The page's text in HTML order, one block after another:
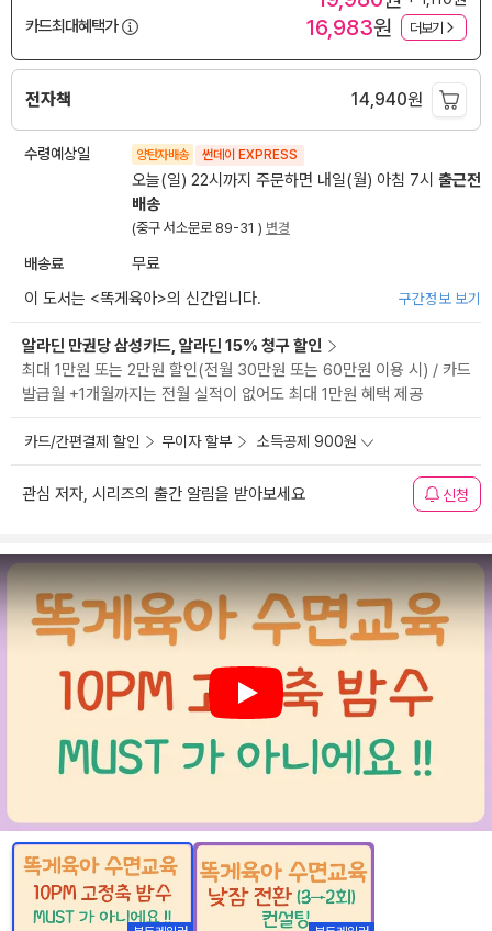
카드최대혜택가
16,983원 더보기
전자책 14,940원
수령예상일 양탄자배송 썬데이 EXPRESS
오늘(일) 22시까지 주문하면 내일(월) 아침 7시 출근전
배송
(중구 서소문로 89-31 ) 변경
배송료
무료
이 도서는 <똑게육아>의 신간입니다. 구간정보 보기
알라딘 만권당 삼성카드, 알라딘 15% 청구 할인
최대 1만원 또는 2만원 할인(전월 30만원 또는 60만원 이용 시) / 카드
발급월 +1개월까지는 전월 실적이 없어도 최대 1만원 혜택 제공
카드/간편결제 할인 무이자 할부 소득공제 900원
관심 저자, 시리즈의 출간 알림을 받아보세요 신청
Play